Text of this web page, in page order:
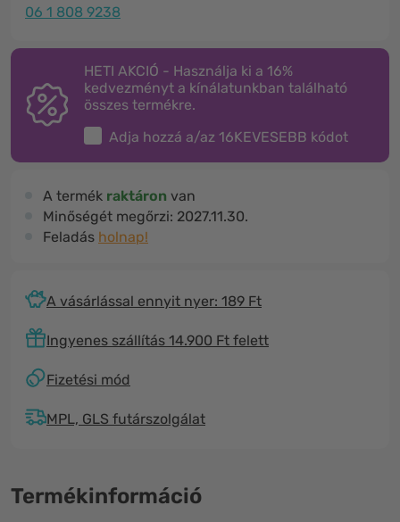
06 1 808 9238
HETI AKCIÓ - Használja ki a 16%
kedvezményt a kínálatunkban található
összes termékre.
Adja hozzá a/az 16KEVESEBB kódot
A termék raktáron van
Minőségét megőrzi: 2027.11.30.
Feladás holnap!
A vásárlással ennyit nyer: 189 Ft
Ingyenes szállítás 14.900 Ft felett
Fizetési mód
MPL, GLS futárszolgálat
Termékinformáció